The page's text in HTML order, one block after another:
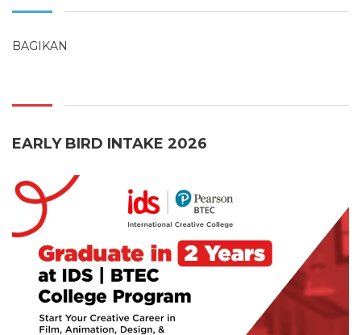
BAGIKAN
EARLY BIRD INTAKE 2026